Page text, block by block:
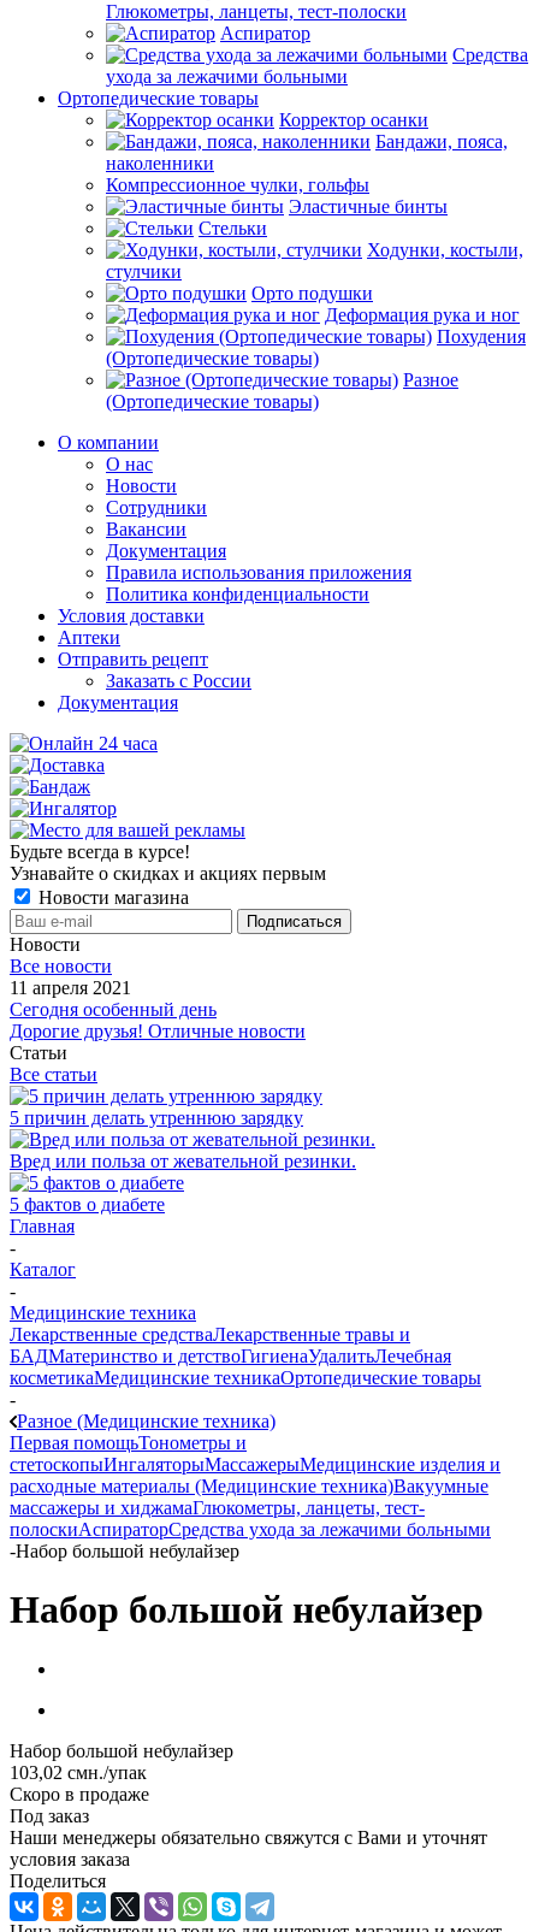
Глюкометры, ланцеты, тест-полоски
Аспиратор
Средства
ухода за лежачими больными
Ортопедические товары
Корректор осанки
Бандажи, пояса,
наколенники
Компрессионное чулки, гольфы
Эластичные бинты
Стельки
Ходунки, костыли,
стулчики
Орто подушки
Деформация рука и ног
Похудения
(Ортопедические товары)
Разное
(Ортопедические товары)
О компании
О нас
Новости
Сотрудники
Вакансии
Документация
Правила использования приложения
Политика конфиденциальности
Условия доставки
Аптеки
Отправить рецепт
Заказать с России
Документация
Будьте всегда в курсе!
Узнавайте о скидках и акциях первым
Новости магазина
Новости
Все новости
11 апреля 2021
Сегодня особенный день
Дорогие друзья! Отличные новости
Статьи
Все статьи
5 причин делать утреннюю зарядку
Вред или польза от жевательной резинки.
5 фактов о диабете
Главная
-
Каталог
-
Медицинские техника
Лекарственные средстваЛекарственные травы и
БАДМатеринство и детствоГигиенаУдалитьЛечебная
косметикаМедицинские техникаОртопедические товары
-
Разное (Медицинские техника)
Первая помощьТонометры и
стетоскопыИнгаляторыМассажерыМедицинские изделия и
расходные материалы (Медицинские техника)Вакуумные
массажеры и хиджамаГлюкометры, ланцеты, тест-
полоскиАспираторСредства ухода за лежачими больными
-Набор большой небулайзер
Набор большой небулайзер
Набор большой небулайзер
103,02 смн./упак
Скоро в продаже
Под заказ
Наши менеджеры обязательно свяжутся с Вами и уточнят
условия заказа
Поделиться